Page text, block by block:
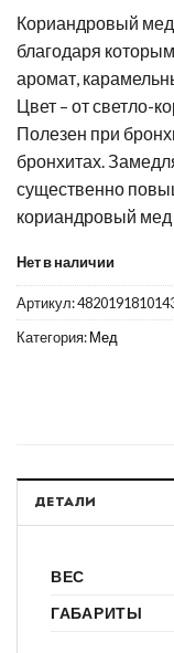
Кориандровый
благодаря
аромат,
Цвет – от светло-
Полезен при
бронхитах.
существенно
кориандровый мед
Нет в наличии
Артикул:
Категория:Мед
ДЕТАЛИ
ВЕС
ГАБАРИТЫ